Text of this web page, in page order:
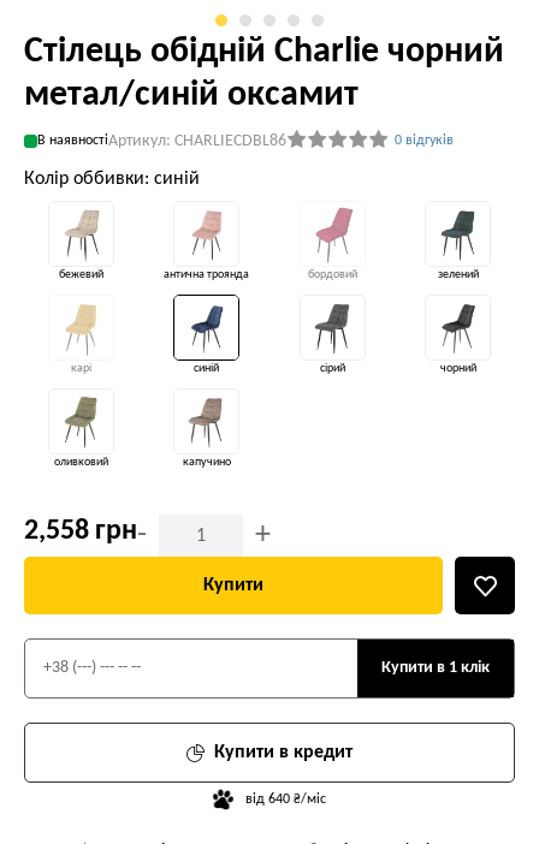
Стілець обідній Charlie чорний
метал/синій оксамит
В наявностіАртикул: CHARLIECDBL86 0 відгуків
Колір оббивки: синій
бежевий антична троянда бордовий зелений
карі синій сірий чорний
оливковий капучино
2,558 грн- +
Купити
Купити в кредит
від 640 ₴/міс
Купити в 1 клік